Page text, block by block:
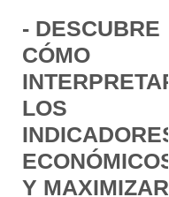
- DESCUBRE
CÓMO
INTERPRETAR
LOS
INDICADORES
ECONÓMICOS
Y MAXIMIZAR